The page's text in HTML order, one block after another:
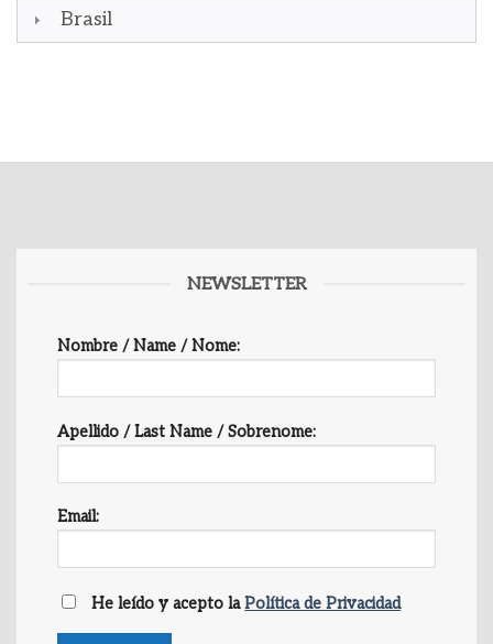
Brasil
NEWSLETTER
Nombre / Name / Nome:
Apellido / Last Name / Sobrenome:
Email:
He leído y acepto laPolítica de Privacidad